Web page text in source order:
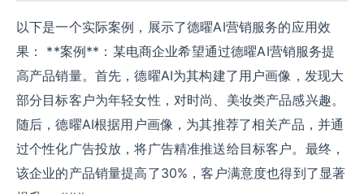
以下是一个实际案例，展示了德曜AI营销服务的应用效
果： **案例**：某电商企业希望通过德曜AI营销服务提
高产品销量。首先，德曜AI为其构建了用户画像，发现大
部分目标客户为年轻女性，对时尚、美妆类产品感兴趣。
随后，德曜AI根据用户画像，为其推荐了相关产品，并通
过个性化广告投放，将广告精准推送给目标客户。最终，
该企业的产品销量提高了30%，客户满意度也得到了显著